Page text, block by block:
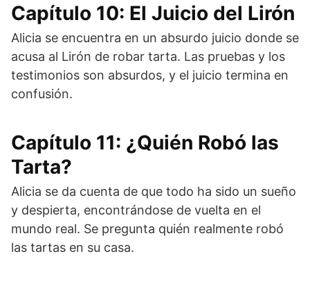
Capítulo 10: El Juicio del Lirón
Alicia se encuentra en un absurdo juicio donde se
acusa al Lirón de robar tarta. Las pruebas y los
testimonios son absurdos, y el juicio termina en
confusión.
Capítulo 11: ¿Quién Robó las
Tarta?
Alicia se da cuenta de que todo ha sido un sueño
y despierta, encontrándose de vuelta en el
mundo real. Se pregunta quién realmente robó
las tartas en su casa.